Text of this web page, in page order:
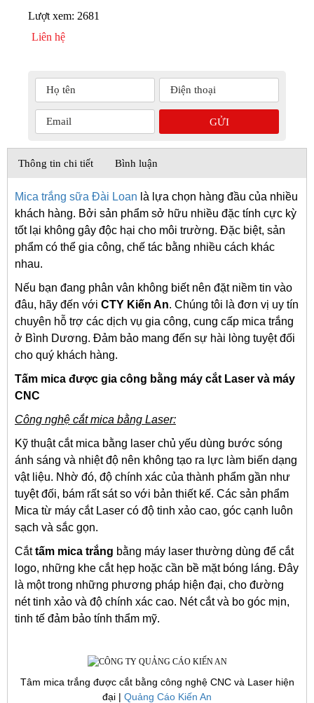
Lượt xem: 2681
Liên hệ
Thông tin chi tiết Bình luận
Mica trắng sữa Đài Loan là lựa chọn hàng đầu của nhiều
khách hàng. Bởi sản phẩm sở hữu nhiều đặc tính cực kỳ
tốt lại không gây độc hại cho môi trường. Đặc biệt, sản
phẩm có thể gia công, chế tác bằng nhiều cách khác
nhau.
Nếu bạn đang phân vân không biết nên đặt niềm tin vào
đâu, hãy đến với CTY Kiến An. Chúng tôi là đơn vị uy tín
chuyên hỗ trợ các dịch vụ gia công, cung cấp mica trắng
ở Bình Dương. Đảm bảo mang đến sự hài lòng tuyệt đối
cho quý khách hàng.
Tấm mica được gia công bằng máy cắt Laser và máy
CNC
Công nghệ cắt mica bằng Laser:
Kỹ thuật cắt mica bằng laser chủ yếu dùng bước sóng
ánh sáng và nhiệt độ nên không tạo ra lực làm biến dạng
vật liệu. Nhờ đó, độ chính xác của thành phẩm gần như
tuyệt đối, bám rất sát so với bản thiết kế. Các sản phẩm
Mica từ máy cắt Laser có độ tinh xảo cao, góc cạnh luôn
sạch và sắc gọn.
Cắttấm mica trắng bằng máy laser thường dùng để cắt
logo, những khe cắt hẹp hoặc cần bề mặt bóng láng. Đây
là một trong những phương pháp hiện đại, cho đường
nét tinh xảo và độ chính xác cao. Nét cắt và bo góc mịn,
tinh tế đảm bảo tính thẩm mỹ.
Tâm mica trắng được cắt bằng công nghệ CNC và Laser hiện
đại | Quảng Cáo Kiến An